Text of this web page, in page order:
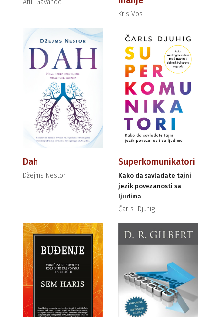
Atul Gavande
Kris Vos
Dah
Džejms Nestor
Superkomunikatori
Kako da savladate tajni
jezik povezanosti sa
ljudima
Čarls Djuhig